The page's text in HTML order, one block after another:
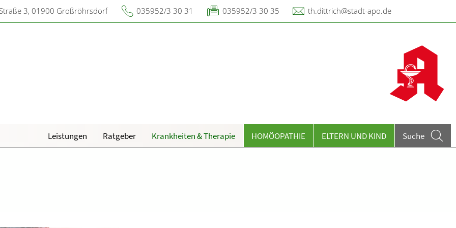
Leistungen Ratgeber Krankheiten & Therapie HOMÖOPATHIE ELTERN UND KIND Suche
3, 01900 Großröhrsdorf 035952/3 30 31 035952/3 30 35 th.dittrich@stadt-apo.de